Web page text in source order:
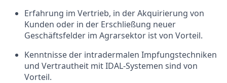
Erfahrung im Vertrieb, in der Akquirierung von
Kunden oder in der Erschließung neuer
Geschäftsfelder im Agrarsektor ist von Vorteil.
Kenntnisse der intradermalen Impfungstechniken
und Vertrautheit mit IDAL-Systemen sind von
Vorteil.